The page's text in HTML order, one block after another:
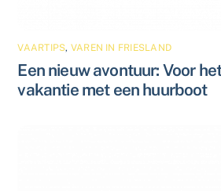
VAARTIPS, VAREN IN FRIESLAND
Een nieuw avontuur: Voor
vakantie met een huurboot